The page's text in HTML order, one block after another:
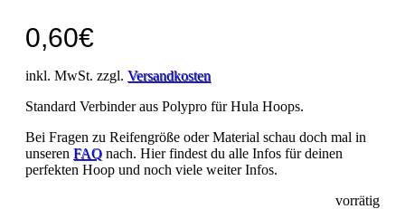
0,60€
inkl. MwSt. zzgl. Versandkosten
Standard Verbinder aus Polypro für Hula Hoops.
Bei Fragen zu Reifengröße oder Material schau doch mal in
unseren FAQ nach. Hier findest du alle Infos für deinen
perfekten Hoop und noch viele weiter Infos.
vorrätig